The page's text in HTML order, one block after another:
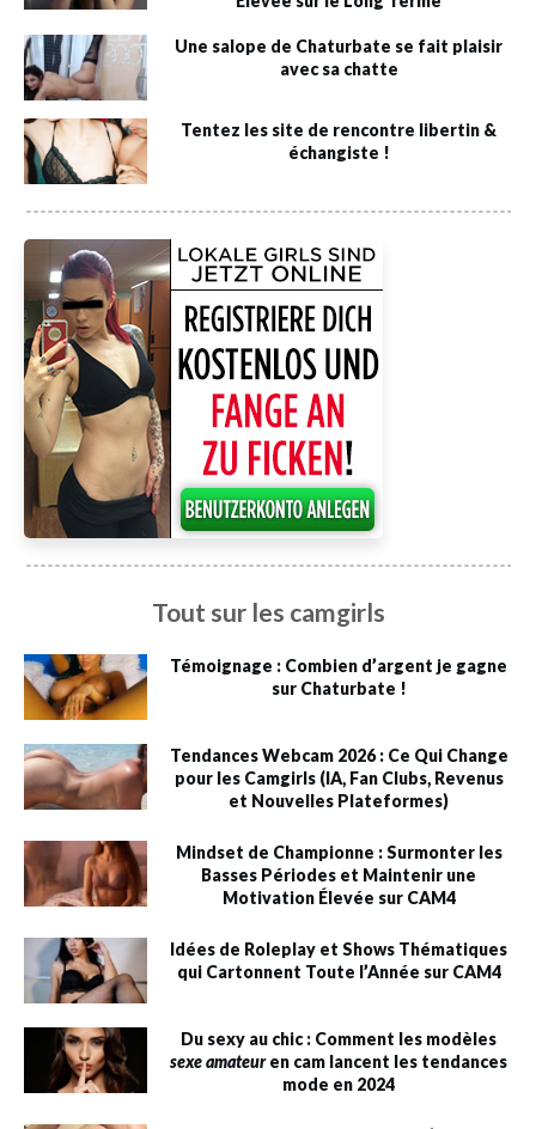
Une salope de Chaturbate se fait plaisir
avec sa chatte
Tentez les site de rencontre libertin &
échangiste !
Tout sur les camgirls
Témoignage : Combien d’argent je gagne
sur Chaturbate !
Tendances Webcam 2026 : Ce Qui Change
pour les Camgirls (IA, Fan Clubs, Revenus
et Nouvelles Plateformes)
Mindset de Championne : Surmonter les
Basses Périodes et Maintenir une
Motivation Élevée sur CAM4
Idées de Roleplay et Shows Thématiques
qui Cartonnent Toute l’Année sur CAM4
Du sexy au chic : Comment les modèles
sexe amateuren cam lancent les tendances
mode en 2024